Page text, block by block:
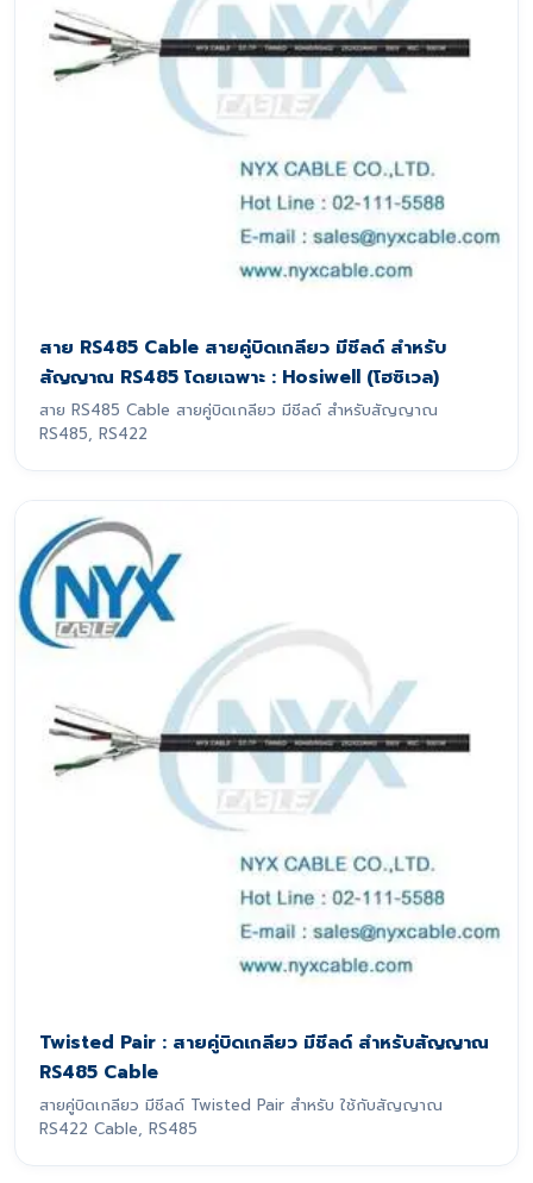
สาย RS485 Cable สายคู่บิดเกลียว มีชีลด์ สำหรับ
สัญญาณ RS485 โดยเฉพาะ : Hosiwell (โฮซิเวล)
สาย RS485 Cable สายคู่บิดเกลียว มีชีลด์ สำหรับสัญญาณ
RS485, RS422
Twisted Pair : สายคู่บิดเกลียว มีชีลด์ สำหรับสัญญาณ
RS485 Cable
สายคู่บิดเกลียว มีชีลด์ Twisted Pair สำหรับ ใช้กับสัญญาณ
RS422 Cable, RS485